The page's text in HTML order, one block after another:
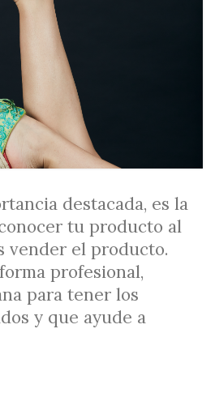
destacada, es la
tu producto al
vender el producto.
profesional,
para tener los
y que ayude a